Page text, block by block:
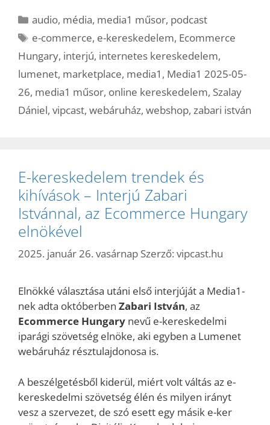
Kategória
audio, média, media1 műsor, podcast
Címkék
e-commerce, e-kereskedelem, Ecommerce
Hungary, interjú, internetes kereskedelem,
lumenet, marketplace, media1 , Media1 2025-05-
26, media1 műsor, online kereskedelem, Szalay
Dániel, vipcast, webáruház, webshop, zabari istván
E-kereskedelem trendek és
kihívások – Interjú Zabari
Istvánnal, az Ecommerce Hungary
elnökével
2025. január 26. vasárnap Szerző: vipcast.hu
Elnökké választása utáni első interjúját a Media1-
nek adta októberben Zabari István, az
Ecommerce Hungary nevű e-kereskedelmi
iparági szövetség elnöke, aki egyben a Lumenet
webáruház résztulajdonosa is.
A beszélgetésből kiderül, miért volt váltás az e-
kereskedelmi szövetség élén és milyen irányt
vesz a szervezet, de szó esett egy másik e-ker